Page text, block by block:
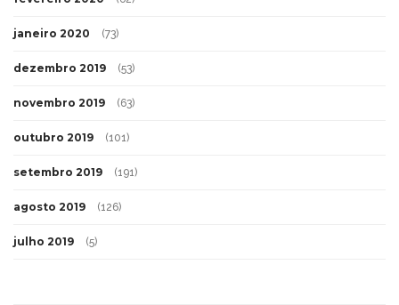
janeiro 2020 (73)
dezembro 2019 (53)
novembro 2019 (63)
outubro 2019 (101)
setembro 2019 (191)
agosto 2019 (126)
julho 2019 (5)